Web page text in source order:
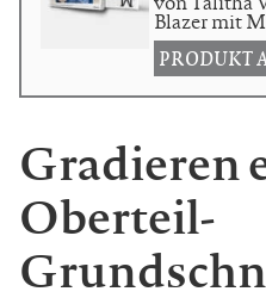
Blazer mit
PRODUKT
Gradieren
Oberteil-